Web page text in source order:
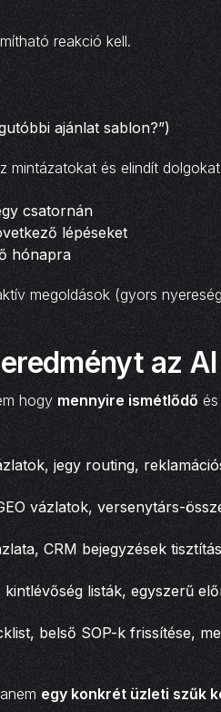
reakció kell.
ajánlat sablon?”)
mintázatokat és elindít
csatornán
lépéseket
hónapra
megoldások (gyors
az
hogy mennyire ismétlődő és
jegy routing,
vázlatok, versenytárs-
CRM bejegyzések
listák, egyszerű
belső SOP-k frissítése,
egy konkrét üzleti szűk